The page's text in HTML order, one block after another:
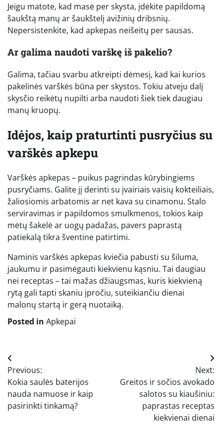
Jeigu matote, kad masė per skysta, įdėkite papildomą
šaukštą manų ar šaukštelį avižinių dribsnių.
Nepersistenkite, kad apkepas neišeitų per sausas.
Ar galima naudoti varškę iš pakelio?
Galima, tačiau svarbu atkreipti dėmesį, kad kai kurios
pakelinės varškės būna per skystos. Tokiu atveju dalį
skysčio reikėtų nupilti arba naudoti šiek tiek daugiau
manų kruopų.
Idėjos, kaip praturtinti pusryčius su
varškės apkepu
Varškės apkepas – puikus pagrindas kūrybingiems
pusryčiams. Galite jį derinti su įvairiais vaisių kokteiliais,
žaliosiomis arbatomis ar net kava su cinamonu. Stalo
serviravimas ir papildomos smulkmenos, tokios kaip
mėtų šakelė ar uogų padažas, pavers paprastą
patiekalą tikra šventine patirtimi.
Naminis varškės apkepas kviečia pabusti su šiluma,
jaukumu ir pasimėgauti kiekvienu kąsniu. Tai daugiau
nei receptas – tai mažas džiaugsmas, kuris kiekvieną
rytą gali tapti skaniu įpročiu, suteikiančiu dienai
malonų startą ir gerą nuotaiką.
Posted in Apkepai
Navigacija
tarp
įrašų
Previous:
Kokia saulės baterijos
nauda namuose ir kaip
pasirinkti tinkamą?
Next:
Greitos ir sočios avokado
salotos su kiaušiniu:
paprastas receptas
kiekvienai dienai